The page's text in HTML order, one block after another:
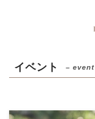
イベント –